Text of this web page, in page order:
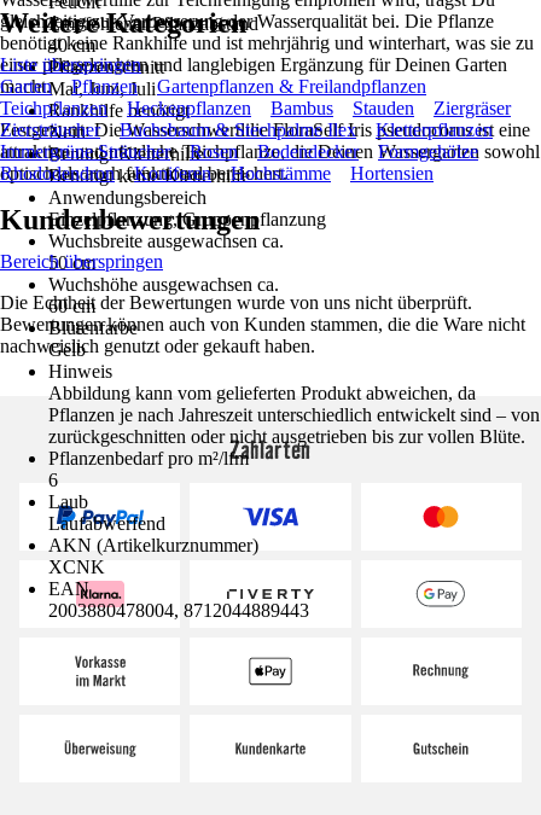
Empfohlener Pflanzabstand
40 cm
Pflanzenschnitt
Mai, Juni, Juli
Rankhilfe benötigt
Nein
Benötigt Kletterhilfe
Benötigt keine Kletterhilfe
Anwendungsbereich
Einzelpflanzung, Gruppenpflanzung
Wuchsbreite ausgewachsen ca.
50 cm
Wuchshöhe ausgewachsen ca.
60 cm
Blütenfarbe
Gelb
Hinweis
Abbildung kann vom gelieferten Produkt abweichen, da
Pflanzen je nach Jahreszeit unterschiedlich entwickelt sind – von
zurückgeschnitten oder nicht ausgetrieben bis zur vollen Blüte.
Pflanzenbedarf pro m²/lfm
6
Laub
Laufabwerfend
AKN (Artikelkurznummer)
XCNK
EAN
2003880478004, 8712044889443
gleichzeitig zur Verbesserung der Wasserqualität bei. Die Pflanze
benötigt keine Rankhilfe und ist mehrjährig und winterhart, was sie zu
einer pflegeleichten und langlebigen Ergänzung für Deinen Garten
macht.
Festgezurrt: Die Wasserschwertlilie FloraSelf Iris pseudocorus ist eine
attraktive und nützliche Teichpflanze, die Deinen Wassergarten sowohl
optisch als auch funktional bereichert.
Weitere Kategorien
Liste überspringen
Garten
Pflanzen
Gartenpflanzen & Freilandpflanzen
Teichpflanzen
Heckenpflanzen Bambus Stauden
Ziergräser
Ziersträucher
Buchsbaum & Stechpalme Ilex
Kletterpflanzen
Immergrüne Sträucher
Rosen Bodendecker
Formgehölze
Rhododendron
Koniferen Hochstämme Hortensien
Kundenbewertungen
Bereich überspringen
Die Echtheit der Bewertungen wurde von uns nicht überprüft.
Bewertungen können auch von Kunden stammen, die die Ware nicht
nachweislich genutzt oder gekauft haben.
Zahlarten